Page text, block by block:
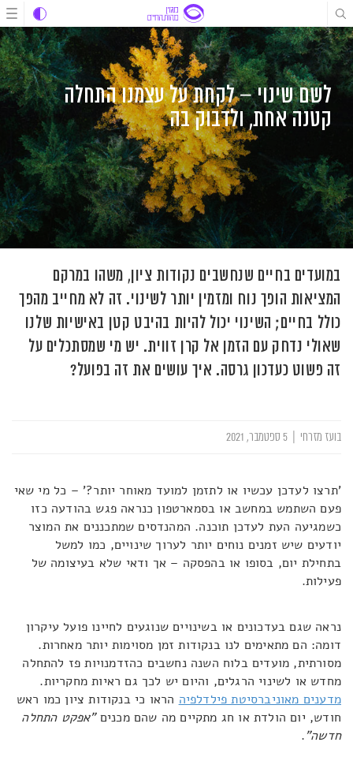
דלג
לתוכן
דלג
לתוכן
דלג
לניווט
לשם שינוי – לקחת על עצמנו התחלה
קטנה אחת, ולדבוק בה
במועדים בחיים שנחשבים נקודות ציון, משהו במרקם
המציאות הופך נוח ומזמין יותר לשינוי. זה לא מחייב מהפך
כולל בחיים; השינוי יכול להיות בהיבט קטן באישיות שלנו
שאולי נדחק עם הזמן אל קרן זווית. יש מי שמסתכלים על
זה פשוט כעדכון גרסה. איך עושים את זה בפועל?
בועז מזרחי
'תרצו לעדכן עכשיו או לתזמן למועד מאוחר יותר?' – כל מי שאי
פעם השתמש במחשב או בסמארטפון כנראה פגש בהודעה כזו
כשמגיעה העת לעדכן תוכנה. המהנדסים שמתכננים את המוצר
יודעים שיש זמנים נוחים יותר לערוך שינויים, כמו למשל
בתחילת יום, בסופו או בהפסקה – אך ודאי שלא בעיצומה של
פעילות.
נראה שגם בעדכונים או בשינויים שנוגעים לחיינו פועל עיקרון
דומה: הם מתאימים לנו בנקודות זמן מסוימות יותר מאחרות.
מסורתית, מועדים בלוח השנה נחשבים כהזדמנויות פז להתחלה
מחדש או לשינוי הרגלים, והיום יש לכך גם ראיות מחקריות.
מדענים מאוניברסיטת פילדלפיה הראו כי בנקודות ציון כמו ראש
חודש, יום הולדת או חג מתקיים מה שהם מכנים"אפקט התחלה
חדשה".